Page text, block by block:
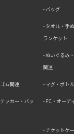
バッグ
タオル・手
ランケット
ぬいぐるみ
関連
ム関連 マグ・ボト
ッカー・バッ
PC・オーデ
チケットケ